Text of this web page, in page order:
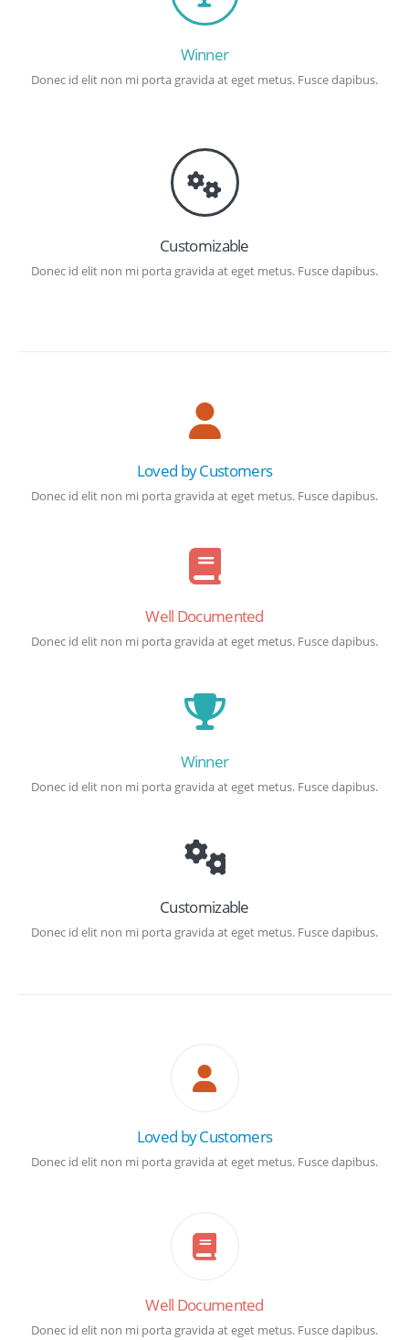
Winner
Donec id elit non mi porta gravida at eget metus. Fusce dapibus.
Customizable
Donec id elit non mi porta gravida at eget metus. Fusce dapibus.
Loved by Customers
Donec id elit non mi porta gravida at eget metus. Fusce dapibus.
Well Documented
Donec id elit non mi porta gravida at eget metus. Fusce dapibus.
Winner
Donec id elit non mi porta gravida at eget metus. Fusce dapibus.
Customizable
Donec id elit non mi porta gravida at eget metus. Fusce dapibus.
Loved by Customers
Donec id elit non mi porta gravida at eget metus. Fusce dapibus.
Well Documented
Donec id elit non mi porta gravida at eget metus. Fusce dapibus.